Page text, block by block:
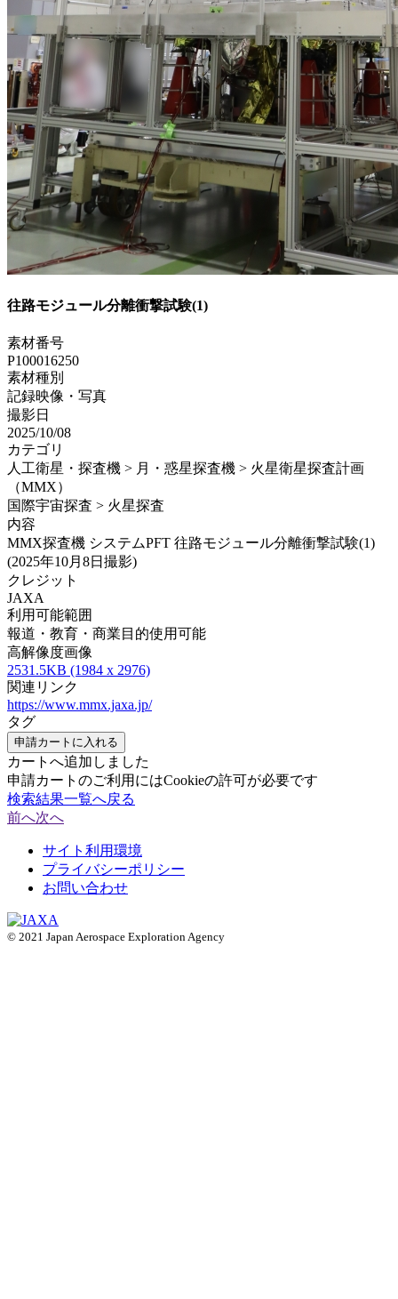
往路モジュール分離衝撃試験(1)
素材番号
P100016250
素材種別
記録映像・写真
撮影日
2025/10/08
カテゴリ
人工衛星・探査機 > 月・惑星探査機 > 火星衛星探査計画
（MMX）
国際宇宙探査 > 火星探査
内容
MMX探査機 システムPFT 往路モジュール分離衝撃試験(1)
(2025年10月8日撮影)
クレジット
JAXA
利用可能範囲
報道・教育・商業目的使用可能
高解像度画像
2531.5KB (1984 x 2976)
関連リンク
https://www.mmx.jaxa.jp/
タグ
申請カートに入れる
カートへ追加しました
申請カートのご利用にはCookieの許可が必要です
検索結果一覧へ戻る
前へ次へ
サイト利用環境
プライバシーポリシー
お問い合わせ
© 2021 Japan Aerospace Exploration Agency